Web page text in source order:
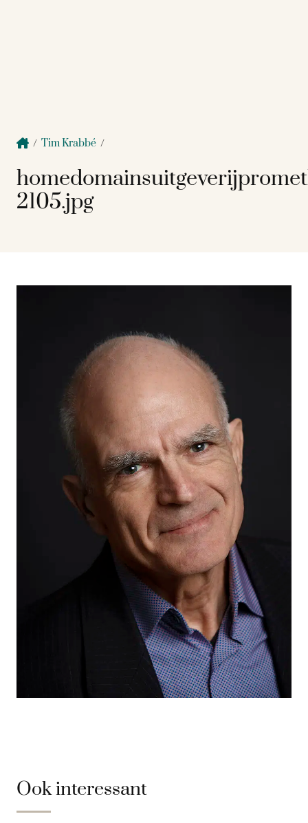
/ Tim Krabbé /
2105.jpg
Ook interessant